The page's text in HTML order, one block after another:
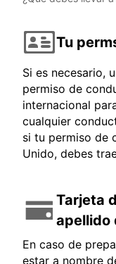
Tu
Si es necesario,
permiso de
internacional
cualquier
si tu permiso de
Unido, debes
Tarjeta
apellido
En caso de
estar a nombre